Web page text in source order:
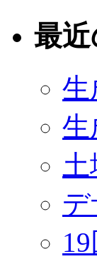
最
生
生
土
デ